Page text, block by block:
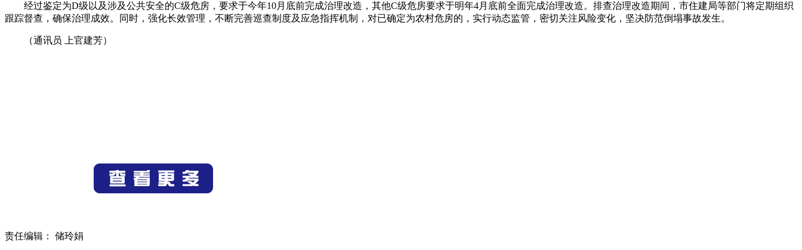
经过鉴定为D级以及涉及公共安全的C级危房，要求于今年10月底前完成治理改造，其他C级危房要求于明年4月底前全面完成治理改造。排查治理改造期间，市住建局等部门将定期组织
跟踪督查，确保治理成效。同时，强化长效管理，不断完善巡查制度及应急指挥机制，对已确定为农村危房的，实行动态监管，密切关注风险变化，坚决防范倒塌事故发生。
（通讯员 上官建芳）
责任编辑： 储玲娟